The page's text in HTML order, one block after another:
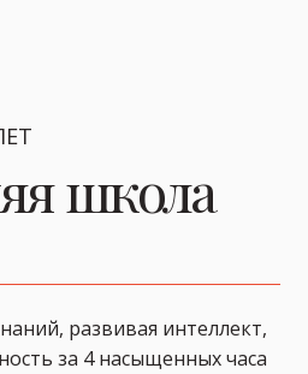
школа
развивая интеллект,
за 4 насыщенных часа